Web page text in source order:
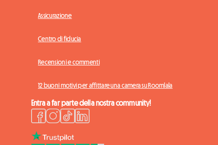
Assicurazione
Centro di fiducia
Recensioni e commenti
12 buoni motivi per affittare una camera su Roomlala
Entra a far parte della nostra community!